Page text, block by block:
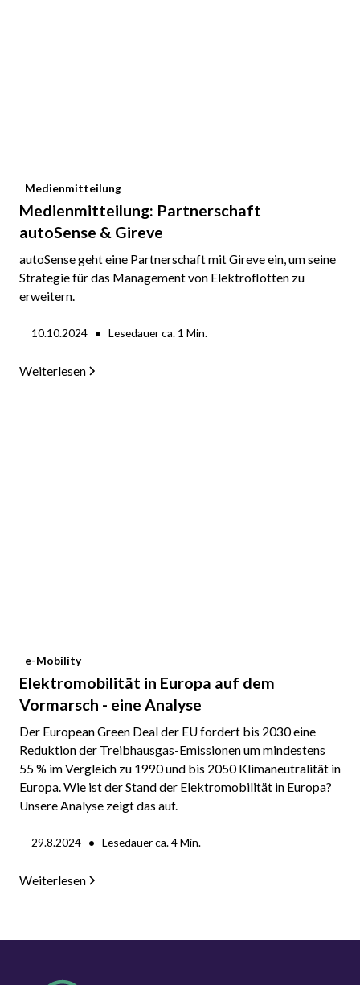
Medienmitteilung
Medienmitteilung: Partnerschaft
autoSense & Gireve
autoSense geht eine Partnerschaft mit Gireve ein, um seine
Strategie für das Management von Elektroflotten zu
erweitern.
10.10.2024 • Lesedauer ca. 1 Min.
Weiterlesen
e-Mobility
Elektromobilität in Europa auf dem
Vormarsch - eine Analyse
Der European Green Deal der EU fordert bis 2030 eine
Reduktion der Treibhausgas-Emissionen um mindestens
55 % im Vergleich zu 1990 und bis 2050 Klimaneutralität in
Europa. Wie ist der Stand der Elektromobilität in Europa?
Unsere Analyse zeigt das auf.
29.8.2024 • Lesedauer ca.4Min.
Weiterlesen